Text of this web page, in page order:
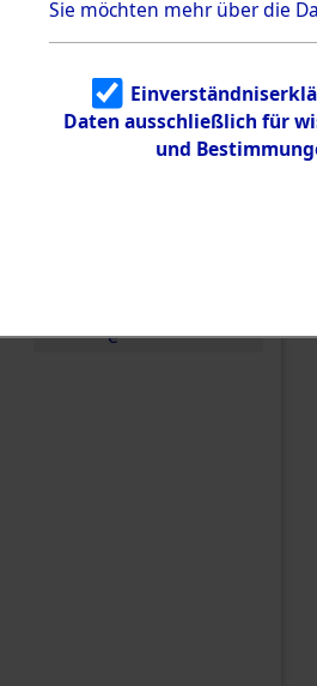
5.3.2
Identifizierun
g
5.3.3
Todesmärsch
e
Sie möchten mehr über die
Daten ausschließlich für
und